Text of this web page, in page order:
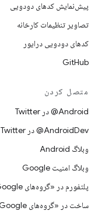
پیش‌نمایش کدهای دودویی
تصاویر تنظیمات کارخانه
کدهای دودویی درایور
GitHub
متصل کردن
Android@ در Twitter
AndroidDev@ در Twitter
وبلاگ Android
وبلاگ امنیت Google
پلتفورم در «گروه‌های Google»
ساخت در «گروه‌های Google»